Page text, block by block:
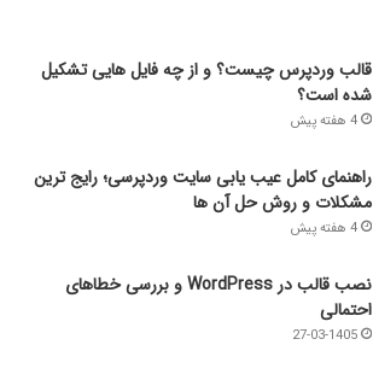
قالب وردپرس چیست؟ و از چه فایل­ هایی تشکیل
شده است؟
4 هفته پیش
راهنمای کامل عیب‌ یابی سایت وردپرسی؛ رایج‌ ترین
مشکلات و روش حل آن‌ ها
4 هفته پیش
نصب قالب در WordPress و بررسی خطاهای
احتمالی
27-03-1405